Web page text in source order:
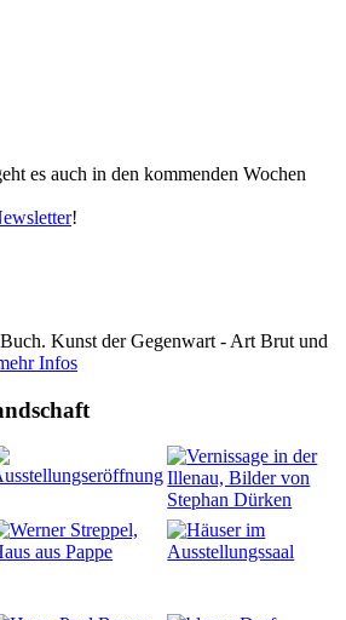
es auch in den kommenden Wochen
!
Kunst der Gegenwart - Art Brut und
Infos